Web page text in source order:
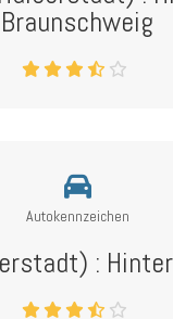
Braunschweig
Autokennzeichen
: